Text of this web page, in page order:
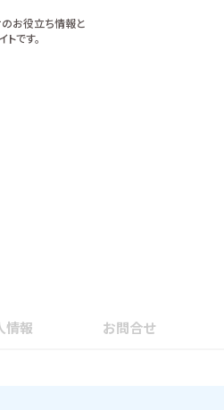
お役立ち情報と
です。
情報 お問合せ